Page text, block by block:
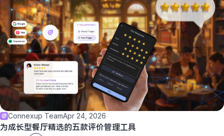
Connexup TeamApr 24, 2026
为成长型餐厅精选的五款评价管理工具